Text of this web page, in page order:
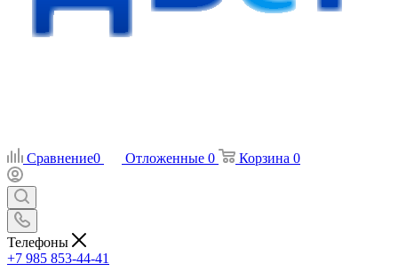
Сравнение0 Отложенные 0 Корзина 0
Телефоны
+7 985 853-44-41